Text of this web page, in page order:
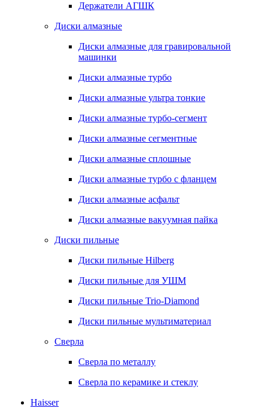
Держатели АГШК
Диски алмазные
Диски алмазные для гравировальной
машинки
Диски алмазные турбо
Диски алмазные ультра тонкие
Диски алмазные турбо-сегмент
Диски алмазные сегментные
Диски алмазные сплошные
Диски алмазные турбо с фланцем
Диски алмазные асфальт
Диски алмазные вакуумная пайка
Диски пильные
Диски пильные Hilberg
Диски пильные для УШМ
Диски пильные Trio-Diamond
Диски пильные мультиматериал
Сверла
Сверла по металлу
Сверла по керамике и стеклу
Haisser